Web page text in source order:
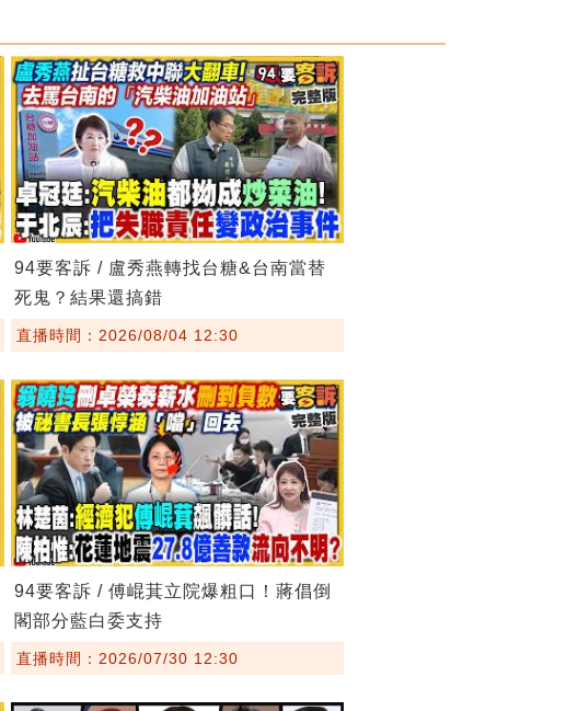
94要客訴 / 盧秀燕轉找台糖&台南當替
死鬼？結果還搞錯
直播時間：2026/08/04 12:30
94要客訴 / 傅崐萁立院爆粗口！蔣倡倒
閣部分藍白委支持
直播時間：2026/07/30 12:30